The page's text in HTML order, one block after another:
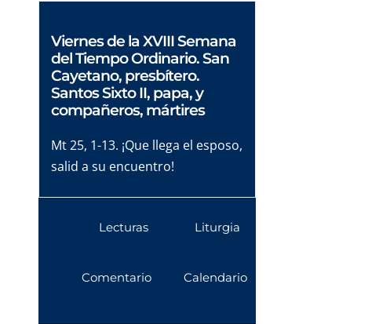
Viernes de la XVIII Semana
del Tiempo Ordinario. San
Cayetano, presbítero.
Santos Sixto II, papa, y
compañeros, mártires
Mt 25, 1-13. ¡Que llega el esposo,
salid a su encuentro!
Lecturas
Comentario
Liturgia
Calendario